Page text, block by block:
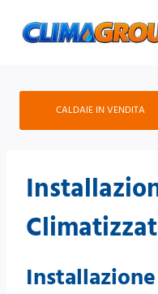
CALDAIE IN VENDITA